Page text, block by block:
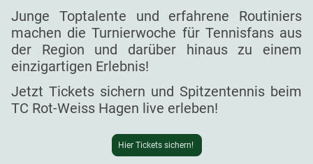
Junge Toptalente und erfahrene Routiniers
machen die Turnierwoche für Tennisfans aus
der Region und darüber hinaus zu einem
einzigartigen Erlebnis!
Jetzt Tickets sichern und Spitzentennis beim
TC Rot-Weiss Hagen live erleben!
Hier Tickets sichern!